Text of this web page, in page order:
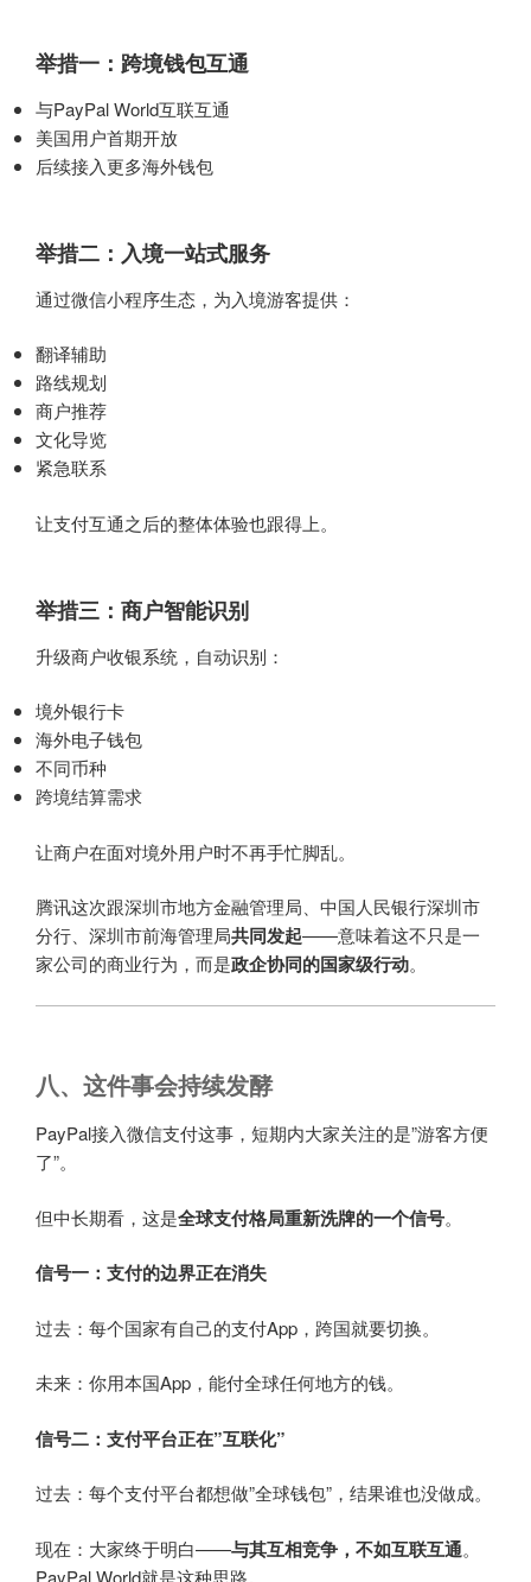
举措一：跨境钱包互通
与PayPal World互联互通
美国用户首期开放
后续接入更多海外钱包
举措二：入境一站式服务
通过微信小程序生态，为入境游客提供：
翻译辅助
路线规划
商户推荐
文化导览
紧急联系
让支付互通之后的整体体验也跟得上。
举措三：商户智能识别
升级商户收银系统，自动识别：
境外银行卡
海外电子钱包
不同币种
跨境结算需求
让商户在面对境外用户时不再手忙脚乱。
腾讯这次跟深圳市地方金融管理局、中国人民银行深圳市
分行、深圳市前海管理局共同发起——意味着这不只是一
家公司的商业行为，而是政企协同的国家级行动。
八、这件事会持续发酵
PayPal接入微信支付这事，短期内大家关注的是”游客方便
了”。
但中长期看，这是全球支付格局重新洗牌的一个信号。
信号一：支付的边界正在消失
过去：每个国家有自己的支付App，跨国就要切换。
未来：你用本国App，能付全球任何地方的钱。
信号二：支付平台正在”互联化”
过去：每个支付平台都想做”全球钱包”，结果谁也没做成。
现在：大家终于明白——与其互相竞争，不如互联互通。
PayPalWorld就是这种思路。